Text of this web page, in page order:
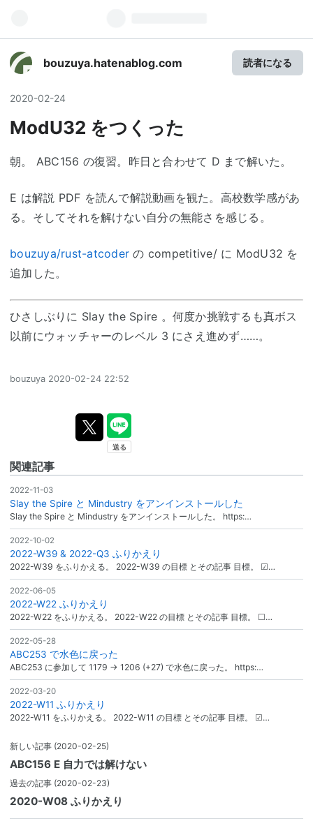
bouzuya.hatenablog.com 読者になる
2020-02-24
ModU32 をつくった
朝。 ABC156 の復習。昨日と合わせて D まで解いた。
E は解説 PDF を読んで解説動画を観た。高校数学感があ
る。そしてそれを解けない自分の無能さを感じる。
bouzuya/rust-atcoder の competitive/ に ModU32 を
追加した。
ひさしぶりに Slay the Spire 。何度か挑戦するも真ボス
以前にウォッチャーのレベル 3 にさえ進めず……。
bouzuya 2020-02-24 22:52
関連記事
2022-11-03
Slay the Spire と Mindustry をアンインストールした
Slay the Spire と Mindustry をアンインストールした。 https:…
2022-10-02
2022-W39 & 2022-Q3 ふりかえり
2022-W39 をふりかえる。 2022-W39 の目標 とその記事 目標。 ☑…
2022-06-05
2022-W22 ふりかえり
2022-W22 をふりかえる。 2022-W22 の目標 とその記事 目標。 ☐…
2022-05-28
ABC253 で水色に戻った
ABC253 に参加して 1179 → 1206 (+27) で水色に戻った。 https:…
2022-03-20
2022-W11 ふりかえり
2022-W11 をふりかえる。 2022-W11 の目標 とその記事 目標。 ☑…
新しい記事 (2020-02-25)
ABC156 E 自力では解けない
過去の記事 (2020-02-23)
2020-W08 ふりかえり